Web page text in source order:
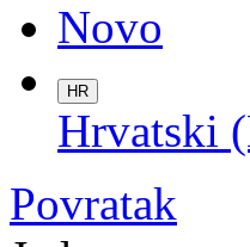
Novo
HR
Hrvatski
Povratak